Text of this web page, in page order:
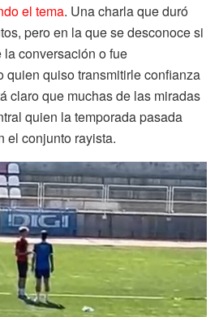
el tema. Una charla que duró
pero en la que se desconoce si
conversación o fue
quien quiso transmitirle confianza
claro que muchas de las miradas
quien la temporada pasada
el conjunto rayista.